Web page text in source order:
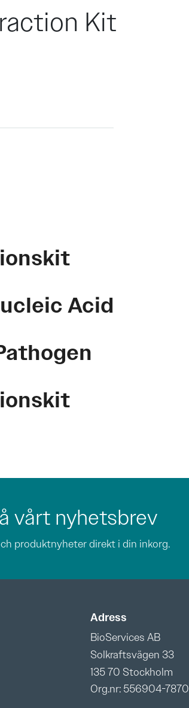
Kit
Acid
kan väljas på produktsidan
kan väljas på produktsidan
vårt nyhetsbrev
produktnyheter direkt i din inkorg.
Adress
BioServices AB
Solkraftsvägen 33
135 70 Stockholm
Org.nr: 556904-7870